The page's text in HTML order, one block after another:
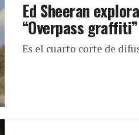
Ed Sheeran
“Overpass graffiti”
Es el cuarto corte de